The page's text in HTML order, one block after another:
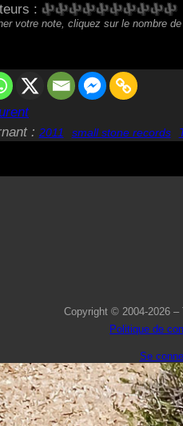
:
votre note, cliquez sur le nombre
: 2011 small stone records
Copyright © 2004-2026 –
Politique de
Se